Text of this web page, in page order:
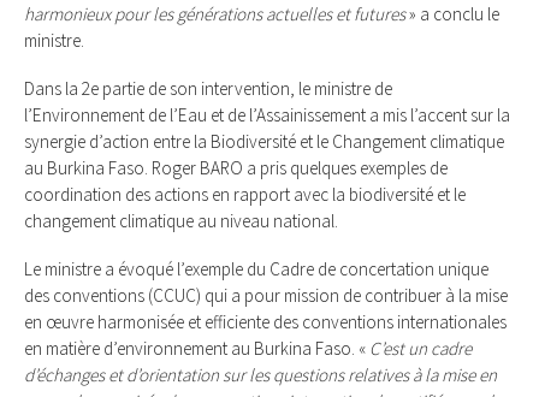
harmonieux pour les générations actuelles et futures» a conclu le
ministre.
Dans la 2e partie de son intervention, le ministre de
l’Environnement de l’Eau et de l’Assainissement a mis l’accent sur la
synergie d’action entre la Biodiversité et le Changement climatique
au Burkina Faso. Roger BARO a pris quelques exemples de
coordination des actions en rapport avec la biodiversité et le
changement climatique au niveau national.
Le ministre a évoqué l’exemple du Cadre de concertation unique
des conventions (CCUC) qui a pour mission de contribuer à la mise
en œuvre harmonisée et efficiente des conventions internationales
en matière d’environnement au Burkina Faso. « C’est un cadre
d’échanges et d’orientation sur les questions relatives à la mise en